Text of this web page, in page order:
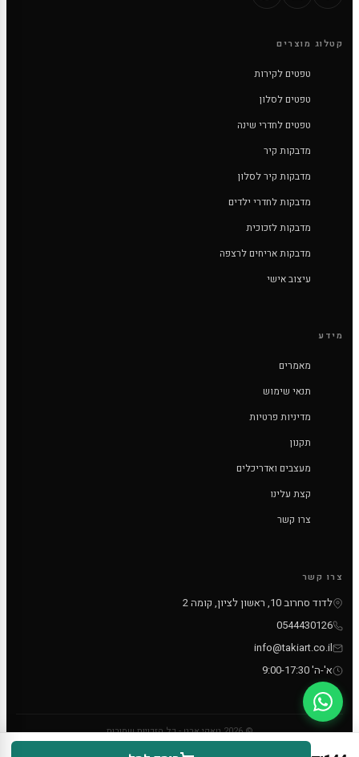
קטלוג מוצרים
טפטים לקירות
טפטים לסלון
טפטים לחדרי שינה
מדבקות קיר
מדבקות קיר לסלון
מדבקות לחדרי ילדים
מדבקות לזכוכית
מדבקות אריחים לרצפה
עיצוב אישי
מידע
מאמרים
תנאי שימוש
מדיניות פרטיות
תקנון
מעצבים ואדריכלים
קצת עלינו
צרו קשר
צרו קשר
לדוד סחרוב 10, ראשון לציון, קומה 2
0544430126
info@takiart.co.il
א'-ה' 9:00-17:30
© 2026 טאקי ארט - כל הזכויות שמורות